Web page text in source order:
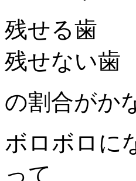
残せる歯
残せない歯
の割合がか
ボロボロに
って